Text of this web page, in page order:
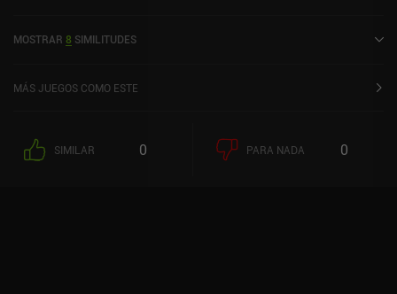
en la App Store de iOS.
MOSTRAR 8 SIMILITUDES
MÁS JUEGOS COMO ESTE
SIMILAR 0 PARA NADA 0